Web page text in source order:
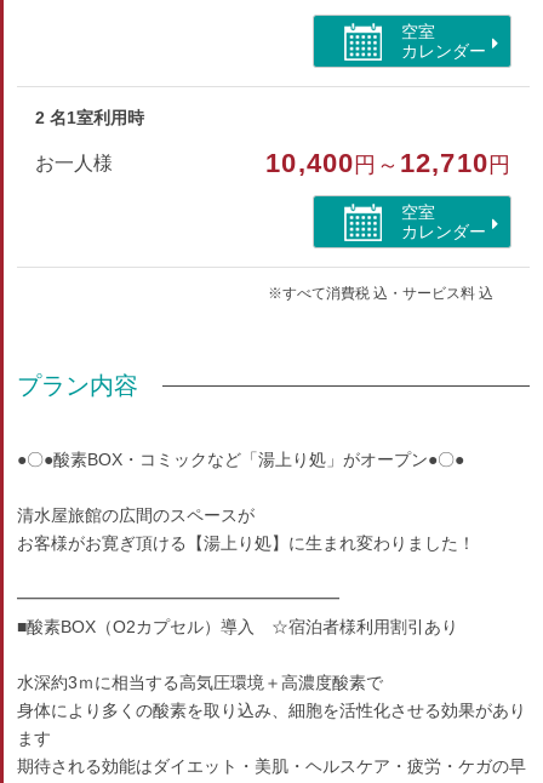
部屋種別
洋室（ツイン）
部屋特徴
バス/トイレ/禁煙/インターネットができる部屋
空室
カレンダー
2 名1室利用時
お一人様 10,400 円～ 12,710 円
空室
カレンダー
※すべて消費税 込・サービス料 込
プラン内容
●〇●酸素BOX・コミックなど「湯上り処」がオープン●〇●
清水屋旅館の広間のスペースが
お客様がお寛ぎ頂ける【湯上り処】に生まれ変わりました！
━━━━━━━━━━━━━━━━━━━
■酸素BOX（O2カプセル）導入 ☆宿泊者様利用割引あり
水深約3ｍに相当する高気圧環境＋高濃度酸素で
身体により多くの酸素を取り込み、細胞を活性化させる効果があり
ます
期待される効能はダイエット・美肌・ヘルスケア・疲労・ケガの早